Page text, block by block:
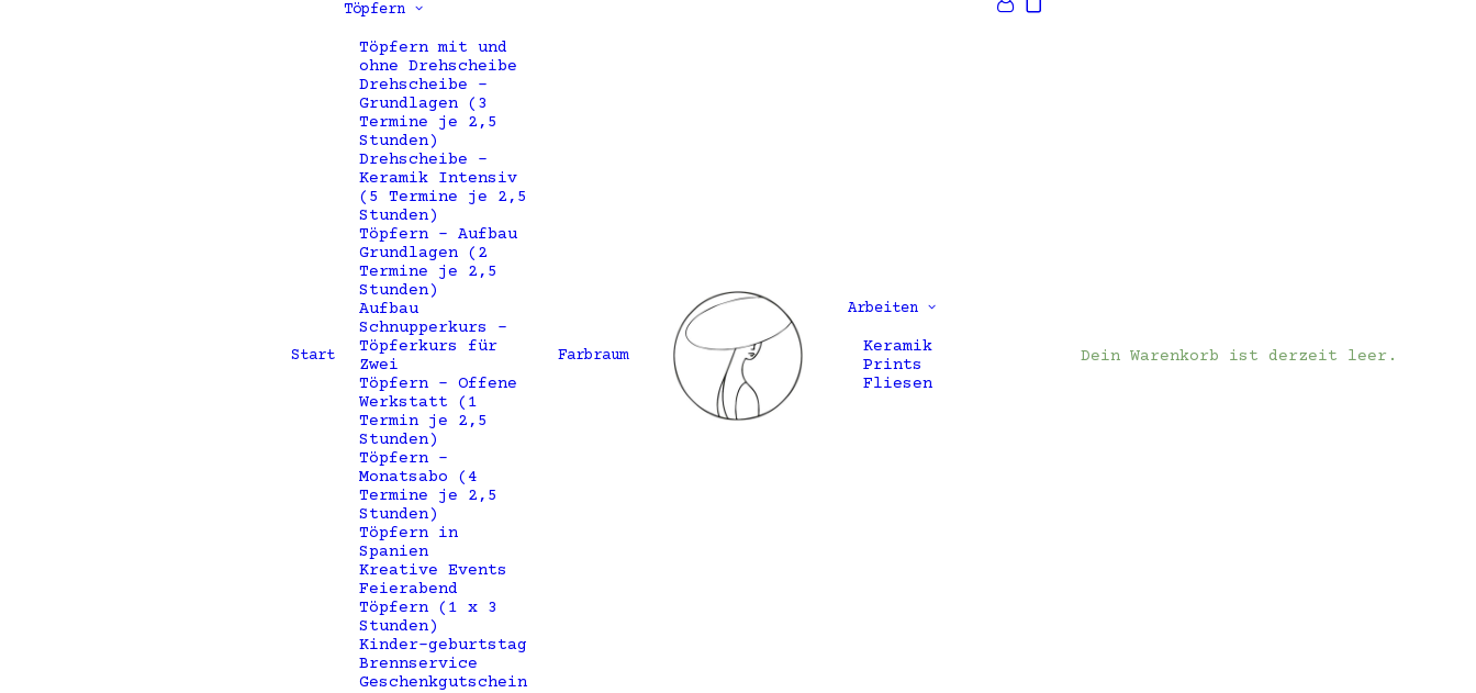
Start
Töpfern
Töpfern mit und
ohne Drehscheibe
Drehscheibe –
Grundlagen (3
Termine je 2,5
Stunden)
Drehscheibe –
Keramik Intensiv
(5 Termine je 2,5
Stunden)
Töpfern – Aufbau
Grundlagen (2
Termine je 2,5
Stunden)
Aufbau
Schnupperkurs –
Töpferkurs für
Zwei
Töpfern – Offene
Werkstatt (1
Termin je 2,5
Stunden)
Töpfern –
Monatsabo (4
Termine je 2,5
Stunden)
Töpfern in
Spanien
Kreative Events
Feierabend
Töpfern (1 x 3
Stunden)
Kinder-geburtstag
Brennservice
Geschenkgutschein
Farbraum
Arbeiten
Keramik
Prints
Fliesen
Infos Kontakt ES
Dein Warenkorb ist derzeit leer.